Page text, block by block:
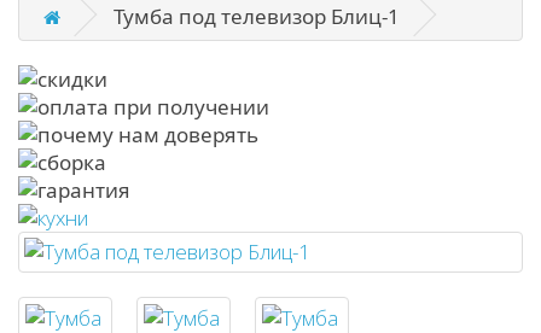
Тумба под телевизор Блиц-1